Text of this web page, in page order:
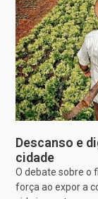
Descanso e
cidade
O debate sobre o
força ao expor a